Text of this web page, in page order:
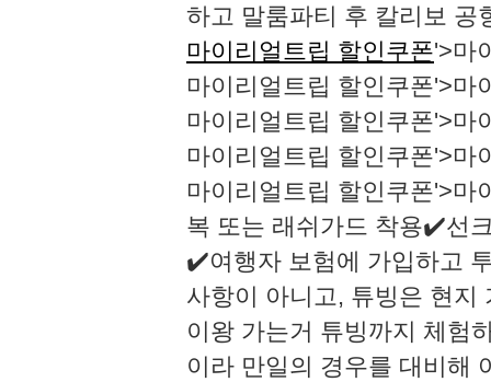
하고 말룸파티 후 칼리보
마이리얼트립 할인쿠폰'>마
마이리얼트립 할인쿠폰'>마
마이리얼트립 할인쿠폰'>마
마이리얼트립 할인쿠폰'>마
마이리얼트립 할인쿠폰'>
복 또는 래쉬가드 착용✔️선
✔️여행자 보험에 가입하고
사항이 아니고, 튜빙은 현지
이왕 가는거 튜빙까지 체험
이라 만일의 경우를 대비해